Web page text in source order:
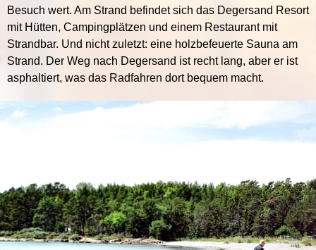
Besuch wert. Am Strand befindet sich das Degersand Resort
mit Hütten, Campingplätzen und einem Restaurant mit
Strandbar. Und nicht zuletzt: eine holzbefeuerte Sauna am
Strand. Der Weg nach Degersand ist recht lang, aber er ist
asphaltiert, was das Radfahren dort bequem macht.